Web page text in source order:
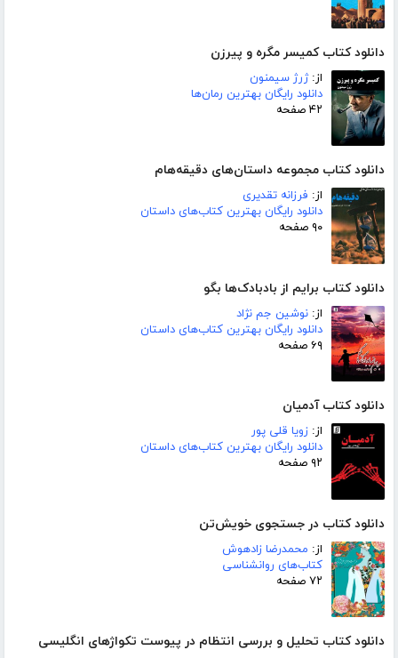
دانلود کتاب کمیسر مگره و پیرزن
از:ژرژ سیمنون
دانلود رایگان بهترین رمان‌ها
۴۲ صفحه
دانلود کتاب مجموعه داستان‌های دقیقه‌هام
از: فرزانه تقدیری
دانلود رایگان بهترین کتاب‌های داستان
۹۰ صفحه
دانلود کتاب برایم از بادبادک‌ها بگو
از: نوشین جم نژاد
دانلود رایگان بهترین کتاب‌های داستان
۶۹ صفحه
دانلود کتاب آدمیان
از: زویا قلی پور
دانلود رایگان بهترین کتاب‌های داستان
۹۲ صفحه
دانلود کتاب در جستجوی خویش‌تن
از: محمدرضا زادهوش
کتاب‌های روانشناسی
۷۲ صفحه
دانلود کتاب تحلیل و بررسی انتظام در پیوست تکواژهای انگلیسی